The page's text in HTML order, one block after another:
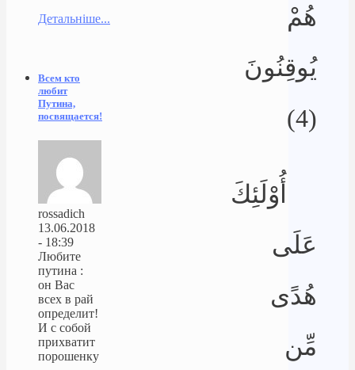
هُمْ
يُوقِنُونَ
(4)
أُوْلَئِكَ
عَلَى
هُدًى
مِّن
Детальніше...
Всем кто
любит
Путина,
посвящается!
rossadich
13.06.2018
- 18:39
Любите
путина :
он Вас
всех в рай
определит!
И с собой
прихватит
порошенку